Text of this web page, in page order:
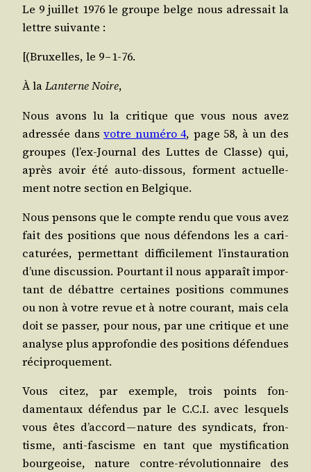
Le 9 juillet 1976 le groupe belge nous adres­sait la
lettre suivante :
[(Bruxelles, le 9 – 1‑76.
À laLan­terne Noire,
Nous avons lu la cri­tique que vous nous avez
adres­sée dansvotre numé­ro 4, page 58, à un des
groupes (l’ex-Jour­nal des Luttes de Classe) qui,
après avoir été auto-dis­sous, forment actuel­le­
ment notre sec­tion en Belgique.
Nous pen­sons que le compte ren­du que vous avez
fait des posi­tions que nous défen­dons les a cari­
ca­tu­rées, per­met­tant dif­fi­ci­le­ment l’ins­tau­ra­tion
d’une dis­cus­sion. Pour­tant il nous appa­raît impor­
tant de débattre cer­taines posi­tions com­munes
ou non à votre revue et à notre cou­rant, mais cela
doit se pas­ser, pour nous, par une cri­tique et une
ana­lyse plus appro­fon­die des posi­tions défen­dues
réciproquement.
Vous citez, par exemple, trois points fon­
damentaux défen­dus par le C.C.I. avec les­quels
vous êtes d’ac­cord — nature des syn­di­cats, fron­
tisme, anti-fas­cisme en tant que mys­ti­fi­ca­tion
bour­geoise, nature contre-révo­lu­tion­naire des